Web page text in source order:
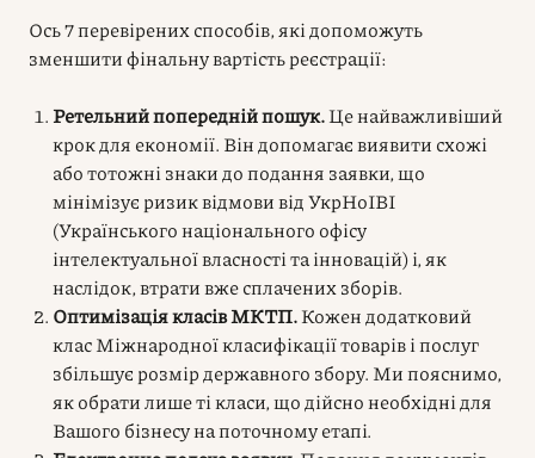
Ось 7 перевірених способів, які допоможуть
зменшити фінальну вартість реєстрації:
Ретельний попередній пошук.Це найважливіший
крок для економії. Він допомагає виявити схожі
або тотожні знаки до подання заявки, що
мінімізує ризик відмови від УкрНоІВІ
(Українського національного офісу
інтелектуальної власності та інновацій) і, як
наслідок, втрати вже сплачених зборів.
Оптимізація класів МКТП.Кожен додатковий
клас Міжнародної класифікації товарів і послуг
збільшує розмір державного збору. Ми пояснимо,
як обрати лише ті класи, що дійсно необхідні для
Вашого бізнесу на поточному етапі.